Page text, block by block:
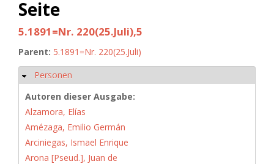
Seite
5.1891=Nr. 220(25.Juli),5
Parent: 5.1891=Nr. 220(25.Juli)
Ausblenden
Personen
Autoren dieser Ausgabe:
Alzamora, Elías
Amézaga, Emilio Germán
Arciniegas, Ismael Enrique
Arona [Pseud.], Juan de